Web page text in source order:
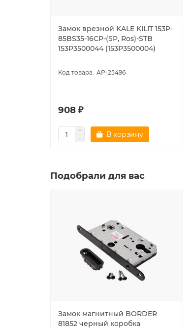
Замок врезной KALE KILIT 153P-
85BS35-16CP-(SP, Ros)-STB
153P3500044 (153P3500004)
AP-25496
908 ₽
В корзину
Подобрали для вас
Замок магнитный BORDER
81852 черный коробка